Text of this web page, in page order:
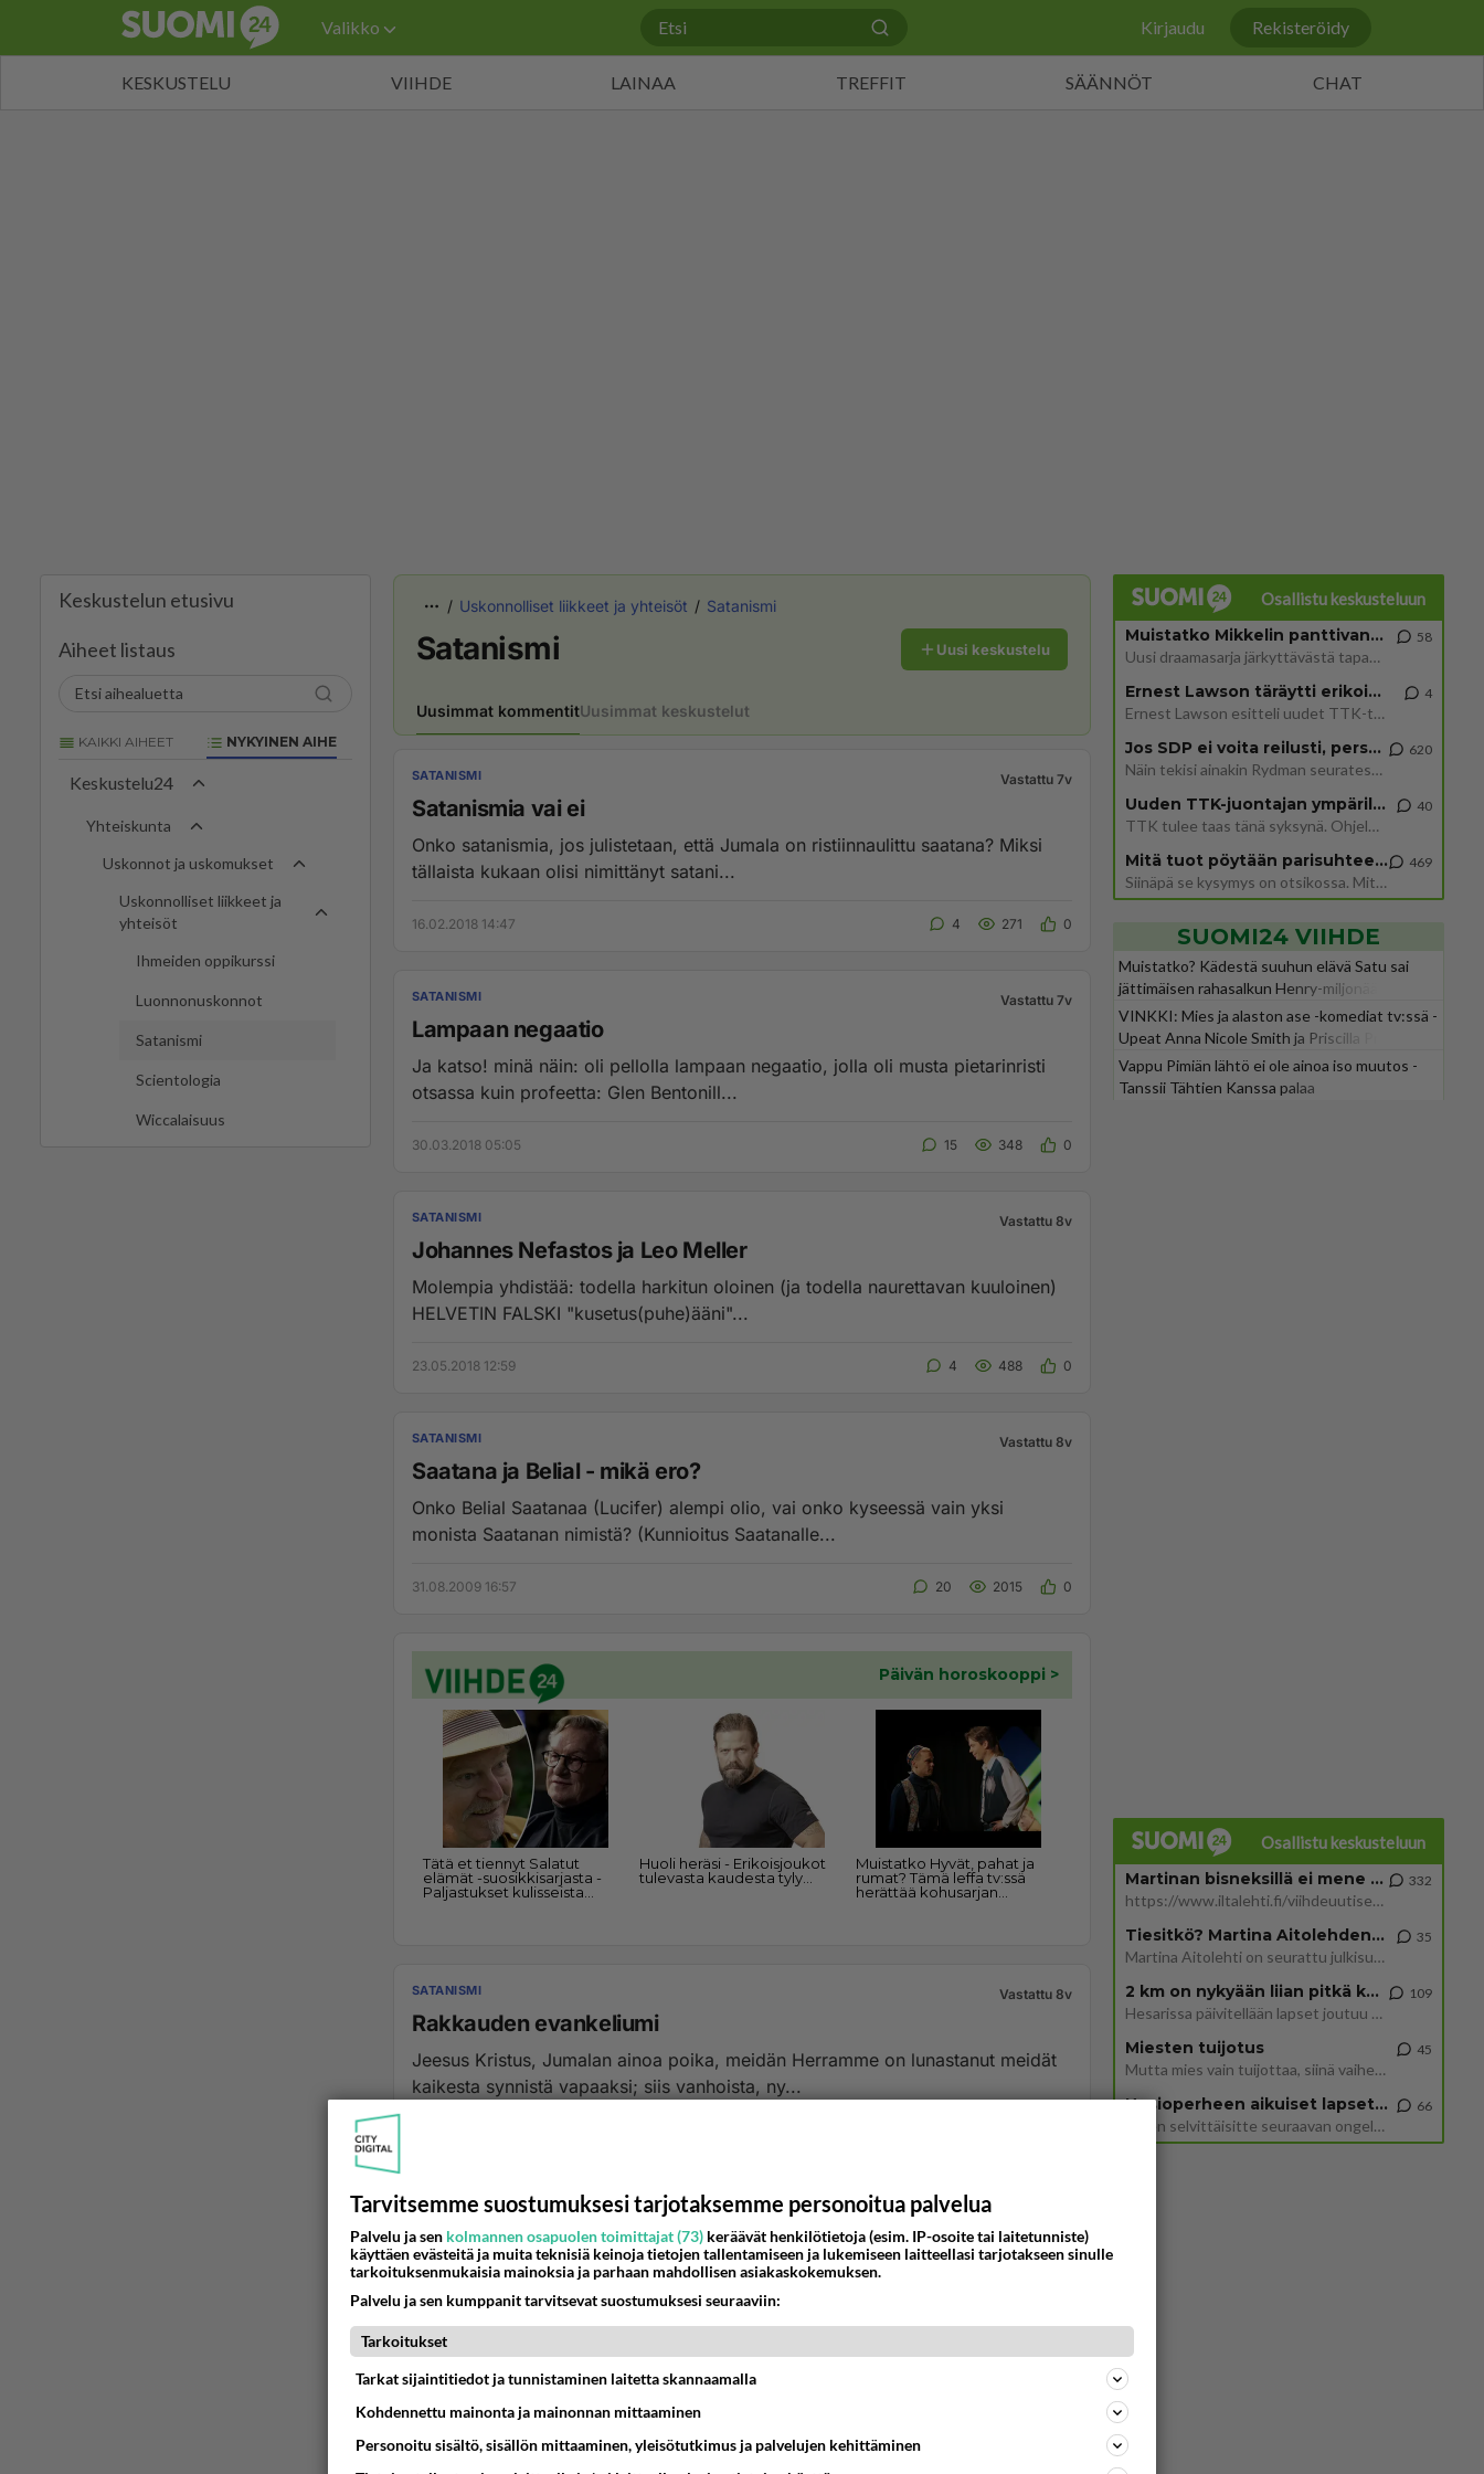
Valikko Kirjaudu Rekisteröidy
KESKUSTELU VIIHDE LAINAA TREFFIT SÄÄNNÖT CHAT
Keskustelun etusivu
Aiheet listaus
KAIKKI AIHEET NYKYINEN AIHE
Keskustelu24
Yhteiskunta
Uskonnot ja uskomukset
Uskonnolliset liikkeet ja
yhteisöt
Ihmeiden oppikurssi
Luonnonuskonnot
Satanismi
Scientologia
Wiccalaisuus
Uskonnolliset liikkeet ja yhteisöt Satanismi
Satanismi Uusi keskustelu
Uusimmat kommentitUusimmat keskustelut
SATANISMI Vastattu 7v
Satanismia vai ei
Onko satanismia, jos julistetaan, että Jumala on ristiinnaulittu saatana? Miksi
tällaista kukaan olisi nimittänyt satani...
16.02.2018 14:47 4 271 0
SATANISMI Vastattu 7v
Lampaan negaatio
Ja katso! minä näin: oli pellolla lampaan negaatio, jolla oli musta pietarinristi
otsassa kuin profeetta: Glen Bentonill...
30.03.2018 05:05 15 348 0
SATANISMI Vastattu 8v
Johannes Nefastos ja Leo Meller
Molempia yhdistää: todella harkitun oloinen (ja todella naurettavan kuuloinen)
HELVETIN FALSKI "kusetus(puhe)ääni"...
23.05.2018 12:59 4 488 0
SATANISMI Vastattu 8v
Saatana ja Belial - mikä ero?
Onko Belial Saatanaa (Lucifer) alempi olio, vai onko kyseessä vain yksi
monista Saatanan nimistä? (Kunnioitus Saatanalle...
31.08.2009 16:57 20 2015 0
SATANISMI Vastattu 8v
Rakkauden evankeliumi
Jeesus Kristus, Jumalan ainoa poika, meidän Herramme on lunastanut meidät
kaikesta synnistä vapaaksi; siis vanhoista, ny...
Osallistu keskusteluun
Muistatko Mikkelin panttivankidraaman?
Uusi draamasarja järkyttävästä tapauksesta on tulossa. Tositapahtumiin perustuva sarja ammentaa vuoden 1986 Mikkelin pan
58
Ernest Lawson täräytti erikoisen heiton TTK-lehdistötilaisuudessa: " Onko tässä tarkoituksena...?"
Ernest Lawson esitteli uudet TTK-tähtioppilaat ja opettajat torstaina 6.8. lehdistölle. Tulevalla kaudella on yksi hausk
4
Jos SDP ei voita reilusti, persut kumoavat demokratian Suomesta
Näin tekisi ainakin Rydman seuratessaan idolinsa Trumpin mallia https://www.is.fi/politiikka/art-2000012187244.html
620
Uuden TTK-juontajan ympärillä epätietoisuus sakenee - Nyt MTV hämmentää soppaa
TTK tulee taas tänä syksynä. Ohjelman uudet tähtioppilaat julkistetaan torstaina 6. elokuuta klo 14 alkavassa lehdistö
40
Mitä tuot pöytään parisuhteessa?
Siinäpä se kysymys on otsikossa. Mitäpä siis tuot/toisit pöytään parisuhteessa? Oletko mies vai nainen? Koetko sen mitä
469
SUOMI24 VIIHDE
Muistatko? Kädestä suuhun elävä Satu sai
jättimäisen rahasalkun Henry-miljonääriltä
VINKKI: Mies ja alaston ase -komediat tv:ssä -
Upeat Anna Nicole Smith ja Priscilla Presley
mukana
Vappu Pimiän lähtö ei ole ainoa iso muutos -
Tanssii Tähtien Kanssa palaa
Osallistu keskusteluun
Martinan bisneksillä ei mene hyvin
https://www.iltalehti.fi/viihdeuutiset/a/c46da6ab-340f-4790-aaa7-0865eed2336 Yrityksen konkurssihakemus on tullut kärä
332
Tiesitkö? Martina Aitolehden isäpuoli on tämä suosittu laulaja
Martina Aitolehti on seurattu julkisuuden henkilö. Lähipiiriin mahtuu muitakin tunnettuja henkilöitä. Tiesitkö, että Ma
35
2 km on nykyään liian pitkä koulumatka
Hesarissa päivitellään lapset joutuu nyt kulkemaan 2 km kouluun jösses. Ruostefillarilla tuo matka menee vaikka miten äk
109
Miesten tuijotus
Mutta mies vain tuijottaa, siinä vaiheessa käännän itse pään pois. Mikä juttu? Yleensä jos joku tuijottaa tai katsoo, hä
45
Uusioperheen aikuiset lapset tyhjentää jääkaapin käydessään
Miten selvittäisitte seuraavan ongelman, meillä on uusioperhe, minulla teini-ikäiset lapset ja puolisolla aikuiset, jotk
66
Tarvitsemme suostumuksesi tarjotaksemme personoitua palvelua
Palvelu ja sen kolmannen osapuolen toimittajat (73) keräävät henkilötietoja (esim. IP-osoite tai laitetunniste)
käyttäen evästeitä ja muita teknisiä keinoja tietojen tallentamiseen ja lukemiseen laitteellasi tarjotakseen sinulle
tarkoituksenmukaisia mainoksia ja parhaan mahdollisen asiakaskokemuksen.
Palvelu ja sen kumppanit tarvitsevat suostumuksesi seuraaviin:
Tarkoitukset
Tarkat sijaintitiedot ja tunnistaminen laitetta skannaamalla
Kohdennettu mainonta ja mainonnan mittaaminen
Personoitu sisältö, sisällön mittaaminen, yleisötutkimus ja palvelujen kehittäminen